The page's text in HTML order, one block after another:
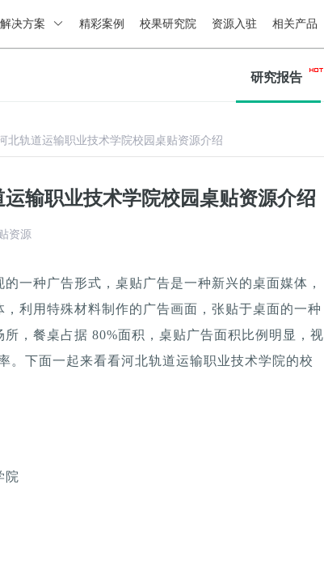
解决方案 精彩案例 校果研究院 资源入驻 相关产品
研究报告
北轨道运输职业技术学院校园桌贴资源介绍
输职业技术学院校园桌贴资源介绍
资源
一种广告形式，桌贴广告是一种新兴的桌面媒体，
利用特殊材料制作的广告画面，张贴于桌面的一种
，餐桌占据 80%面积，桌贴广告面积比例明显，视
。下面一起来看看河北轨道运输职业技术学院的校
院